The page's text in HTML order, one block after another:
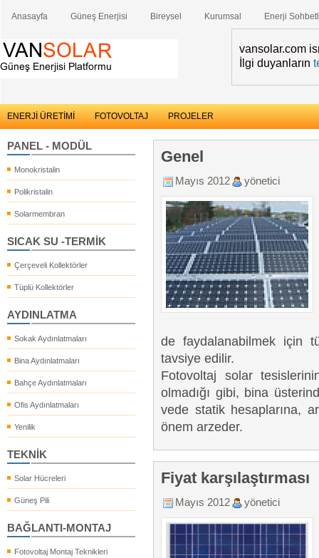
Anasayfa Güneş Enerjisi Bireysel Kurumsal Enerji
vansolar.com
İlgi duyanların
ENERJİ ÜRETİMİ FOTOVOLTAJ PROJELER
PANEL - MODÜL
Monokristalin
Polikristalin
Solarmembran
SICAK SU -TERMİK
Çerçeveli Kollektörler
Tüplü Kollektörler
AYDINLATMA
Sokak Aydınlatmaları
Bina Aydınlatmaları
Bahçe Aydınlatmaları
Ofis Aydınlatmaları
Yenilik
TEKNİK
Solar Hücreleri
Güneş Pili
BAĞLANTI-MONTAJ
Fotovoltaj Montaj Teknikleri
Genel
Mayıs 2012 yönetici
de faydalanabilmek için
tavsiye edilir.
Fotovoltaj solar
olmadığı gibi, bina
vede statik hesaplarına,
önem arzeder.
Fiyat karşılaştırması
Mayıs 2012 yönetici